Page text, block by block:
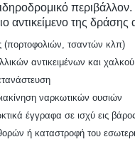
περιβάλλον.
αντικείμενο της
(πορτοφολιών, τσαντών κλπ)
αντικειμένων και χαλκού
ναρκωτικών ουσιών
έγγραφα σε ισχύ εις
ή καταστροφή του